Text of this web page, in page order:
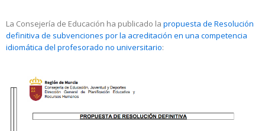
La Consejería de Educación ha publicado la propuesta de Resolución
definitiva de subvenciones por la acreditación en una competencia
idiomática del profesorado no universitario: